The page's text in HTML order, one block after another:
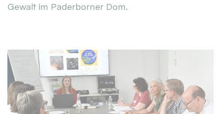
Gewalt im Paderborner Dom.